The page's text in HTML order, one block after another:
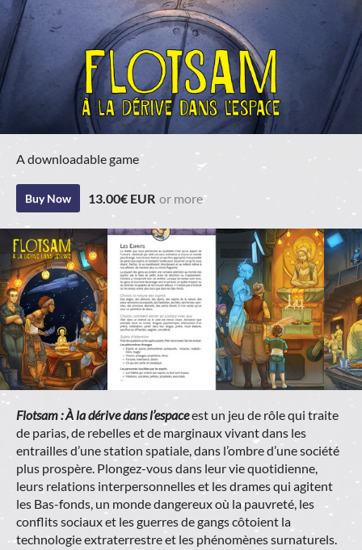
A downloadable game
Buy Now 13.00€ EUR or more
Flotsam : À la dérive dans l’espaceest un jeu de rôle qui traite
de parias, de rebelles et de marginaux vivant dans les
entrailles d’une station spatiale, dans l’ombre d’une société
plus prospère. Plongez-vous dans leur vie quotidienne,
leurs relations interpersonnelles et les drames qui agitent
les Bas-fonds, un monde dangereux où la pauvreté, les
conflits sociaux et les guerres de gangs côtoient la
technologie extraterrestre et les phénomènes surnaturels.